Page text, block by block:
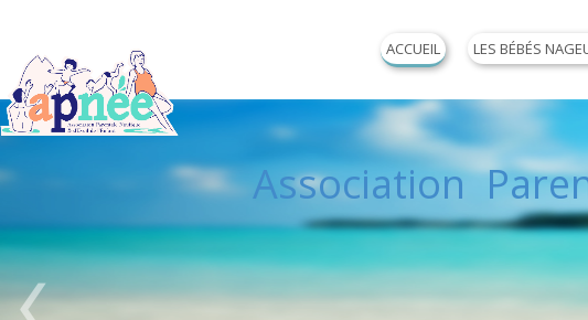
ACCUEIL LES BÉBÉS
Association